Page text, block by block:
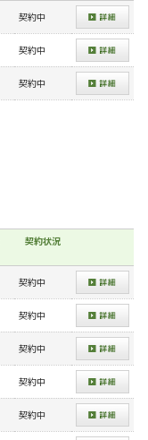
契約中
契約中
契約中
契約状況
契約中
契約中
契約中
契約中
契約中